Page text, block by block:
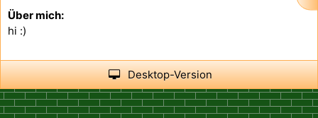
Über mich:
hi :)
Desktop-Version